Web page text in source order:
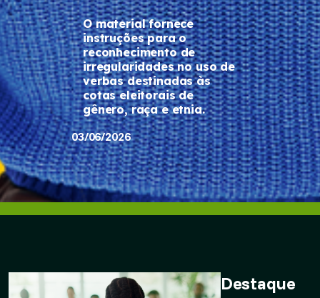
O material fornece
instruções para o
reconhecimento de
irregularidades no uso de
verbas destinadas às
cotas eleitorais de
gênero, raça e etnia.
03/06/2026
Destaque